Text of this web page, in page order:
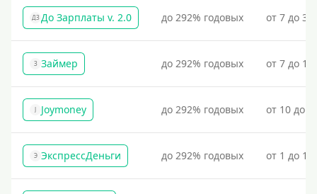
ДЗ До Зарплаты v. 2.0 до 292% годовых от 7 до
З Займер до 292% годовых от 7 до
J Joymoney до 292% годовых от 10 до
Э ЭкспрессДеньги до 292% годовых от 1 до